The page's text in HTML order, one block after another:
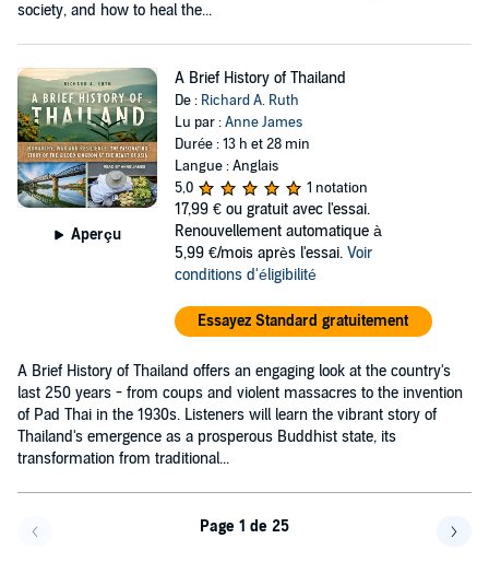
society, and how to heal the...
Aperçu
A Brief History of Thailand
De : Richard A. Ruth
Lu par :Anne James
Durée : 13 h et 28 min
Langue : Anglais
5,0
1 notation
17,99 € ou gratuit avec l'essai.
Renouvellement automatique à
5,99 €/mois après l'essai. Voir
conditions d'éligibilité
Essayez Standard gratuitement
A Brief History of Thailand offers an engaging look at the country's
last 250 years - from coups and violent massacres to the invention
of Pad Thai in the 1930s. Listeners will learn the vibrant story of
Thailand's emergence as a prosperous Buddhist state, its
transformation from traditional...
Page 1 de 25